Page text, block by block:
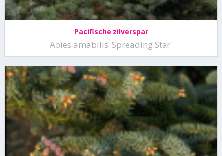
Pacifische zilverspar
Abies amabilis 'Spreading Star'